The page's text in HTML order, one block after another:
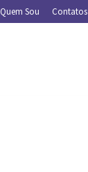
Quem Sou Contatos